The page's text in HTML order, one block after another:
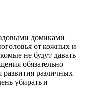
домиками
от кожных и
не будут давать
обязательно
различных
убирать и